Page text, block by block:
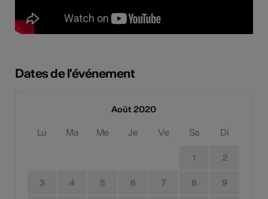
Dates de l'événement
Août 2020
Lu Ma Me Je Ve Sa Di
1 2
3 4 5 6 7 8 9